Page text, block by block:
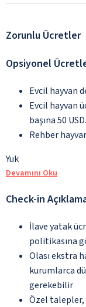
Zorunlu Ücretler
Opsiyonel
Evcil hayvan
Evcil hayvan
başına 50 USD.
Rehber
Yuk
Devamını Oku
Check-in
İlave yatak
politikasına
Olası ekstra
kurumlarca
gerekebilir
Özel talepler,